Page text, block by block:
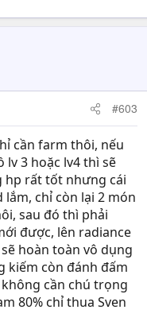
#603
cần farm thôi, nếu
3 hoặc lv4 thì sẽ
hp rất tốt nhưng cái
chỉ còn lại 2 món
sau đó thì phải
được, lên radiance
hoàn toàn vô dụng
kiếm còn đánh đấm
cần chú trọng
80% chỉ thua Sven